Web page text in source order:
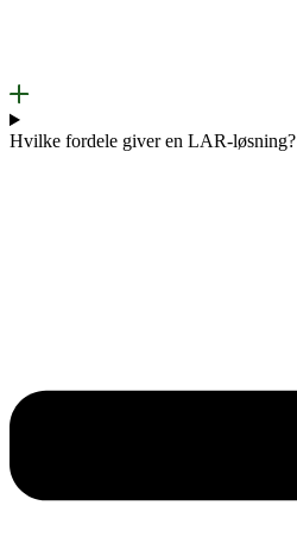
Hvilke fordele giver en LAR-løsning?